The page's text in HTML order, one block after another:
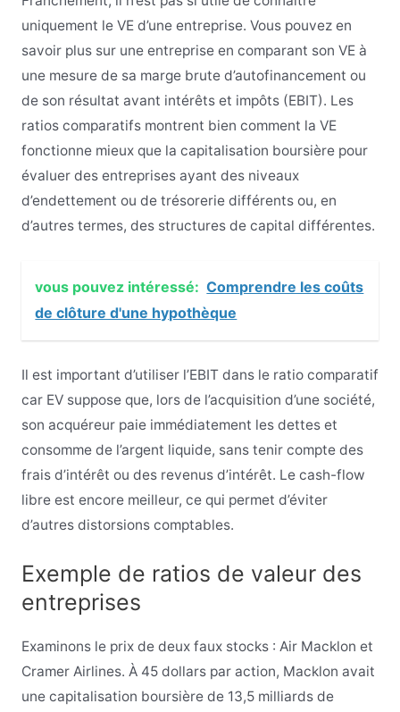
uniquement le VE d’une entreprise. Vous pouvez en
savoir plus sur une entreprise en comparant son VE à
une mesure de sa marge brute d’autofinancement ou
de son résultat avant intérêts et impôts (EBIT). Les
ratios comparatifs montrent bien comment la VE
fonctionne mieux que la capitalisation boursière pour
évaluer des entreprises ayant des niveaux
d’endettement ou de trésorerie différents ou, en
d’autres termes, des structures de capital différentes.
vous pouvez intéressé: Comprendre les coûts
de clôture d'une hypothèque
Il est important d’utiliser l’EBIT dans le ratio comparatif
car EV suppose que, lors de l’acquisition d’une société,
son acquéreur paie immédiatement les dettes et
consomme de l’argent liquide, sans tenir compte des
frais d’intérêt ou des revenus d’intérêt. Le cash-flow
libre est encore meilleur, ce qui permet d’éviter
d’autres distorsions comptables.
Exemple de ratios de valeur des
entreprises
Examinons le prix de deux faux stocks : Air Macklon et
Cramer Airlines. À 45 dollars par action, Macklon avait
une capitalisation boursière de 13,5 milliards de